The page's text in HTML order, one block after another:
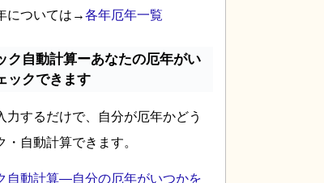
については→各年厄年一覧
ク自動計算ーあなたの厄年がい
ックできます
力するだけで、自分が厄年かどう
・自動計算できます。
自動計算―自分の厄年がいつかを